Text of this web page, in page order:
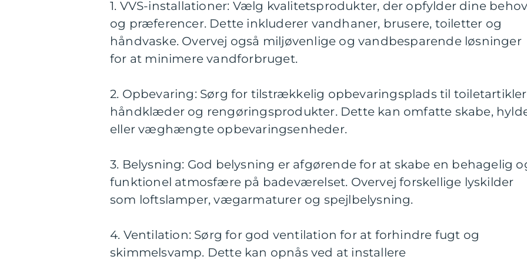
1. VVS-installationer: Vælg kvalitetsprodukter, der opfylder dine behov
og præferencer. Dette inkluderer vandhaner, brusere, toiletter og
håndvaske. Overvej også miljøvenlige og vandbesparende løsninger
for at minimere vandforbruget.
2. Opbevaring: Sørg for tilstrækkelig opbevaringsplads til
håndklæder og rengøringsprodukter. Dette kan omfatte skabe,
eller væghængte opbevaringsenheder.
3. Belysning: God belysning er afgørende for at skabe en behagelig
funktionel atmosfære på badeværelset. Overvej forskellige lyskilder
som loftslamper, vægarmaturer og spejlbelysning.
4. Ventilation: Sørg for god ventilation for at forhindre fugt og
skimmelsvamp. Dette kan opnås ved at installere